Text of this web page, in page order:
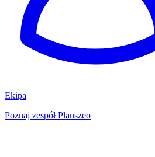
Ekipa
Poznaj zespół Planszeo